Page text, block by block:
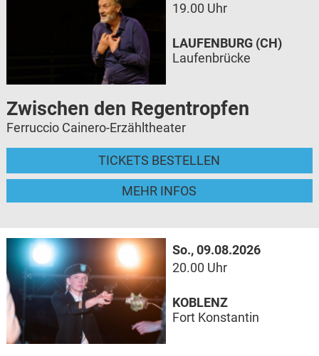
19.00 Uhr
Zwischen den Regentropfen
Ferruccio Cainero-Erzähltheater
TICKETS BESTELLEN
MEHR INFOS
LAUFENBURG (CH)
Laufenbrücke
So., 09.08.2026
20.00 Uhr
KOBLENZ
Fort Konstantin